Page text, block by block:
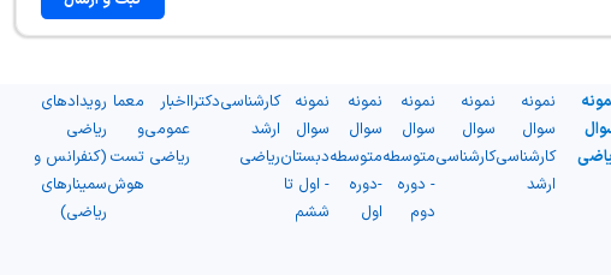
نمونه
سوال
کارشناسی
ارشد
نمونه
سوال
کارشناسی
نمونه
سوال
متوسطه
- دوره
دوم
نمونه
سوال
متوسطه
-دوره
اول
نمونه
سوال
دبستان
- اول تا
ششم
کارشناسی
ارشد
ریاضی
دکترااخبار
عمومی
ریاضی
معما
و
تست
هوش
رویدادهای
ریاضی
(کنفرانس و
سمینارهای
ریاضی)